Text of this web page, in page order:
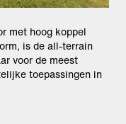
met hoog koppel
is de all-terrain
voor de meest
toepassingen in